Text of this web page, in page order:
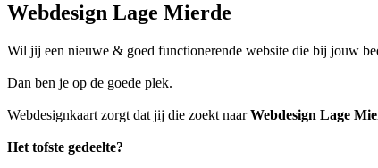
Webdesign Lage Mierde
Wil jij een nieuwe & goed functionerende website die bij jouw
Dan ben je op de goede plek.
Webdesignkaart zorgt dat jij die zoekt naarWebdesign Lage
Het tofste gedeelte?